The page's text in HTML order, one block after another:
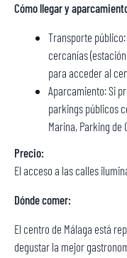
Cómo llegar y
Transporte
cercanías
para acceder al
Aparcamiento: Si
parkings públicos
Marina, Parking de
Precio:
El acceso a las calles
Dónde comer:
El centro de Málaga está
degustar la mejor